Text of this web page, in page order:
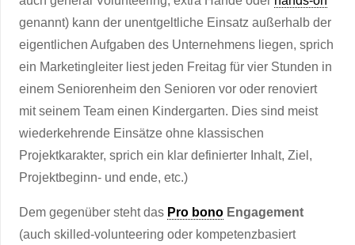
genannt) kann der unentgeltliche Einsatz außerhalb der
eigentlichen Aufgaben des Unternehmens liegen, sprich
ein Marketingleiter liest jeden Freitag für vier Stunden in
einem Seniorenheim den Senioren vor oder renoviert
mit seinem Team einen Kindergarten. Dies sind meist
wiederkehrende Einsätze ohne klassischen
Projektkarakter, sprich ein klar definierter Inhalt, Ziel,
Projektbeginn- und ende, etc.)
Dem gegenüber steht das Pro bono Engagement
(auch skilled-volunteering oder kompetenzbasiert